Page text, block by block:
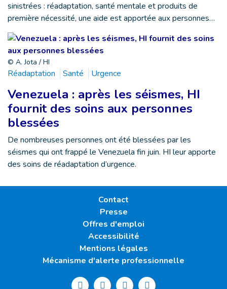
sinistrées : réadaptation, santé mentale et produits de
première nécessité, une aide est apportée aux personnes…
© A. Jota / HI
Réadaptation Santé Urgence
Venezuela : après les séismes, HI
fournit des soins aux personnes
blessées
De nombreuses personnes ont été blessées par les
séismes qui ont frappé le Venezuela fin juin. HI leur apporte
des soins de réadaptation d’urgence.
Contact
Presse
Offres d'emploi
Accessibilité
Mentions légales
Mécanisme d'alerte professionnelle